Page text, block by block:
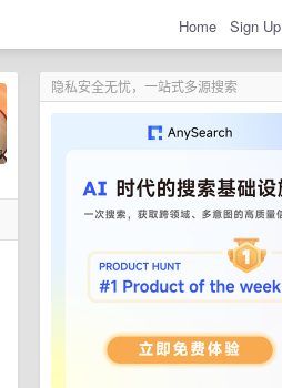
Home Sign Up
隐私安全无忧，一站式多源搜索